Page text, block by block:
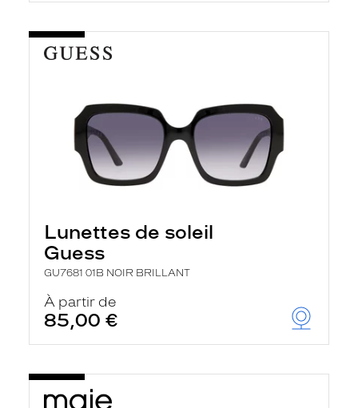
Lunettes de soleil
Guess
GU7681 01B NOIR BRILLANT
À partir de
85,00 €